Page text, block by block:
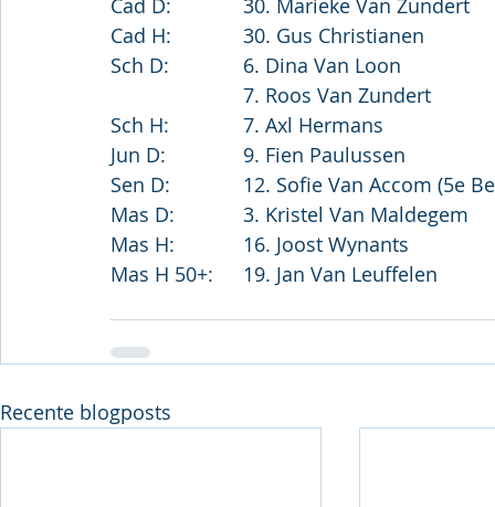
Cad D:		30. Marieke Van Zundert
Cad H:		30. Gus Christianen
Sch D:		6. Dina Van Loon
			7. Roos Van Zundert
Sch H:		7. Axl Hermans
Jun D:		9. Fien Paulussen
Sen D:		12. Sofie Van Accom (5e
Mas D:		3. Kristel Van Maldegem
Mas H:		16. Joost Wynants
Mas H 50+:	19. Jan Van Leuffelen
Recente blogposts